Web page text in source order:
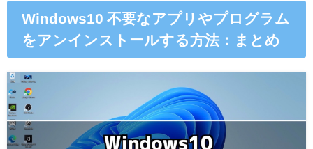
Windows10 不要なアプリやプログラム
をアンインストールする方法：まとめ